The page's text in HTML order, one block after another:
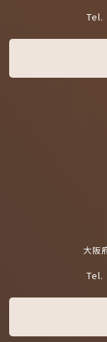
Tel.
大阪
Tel.